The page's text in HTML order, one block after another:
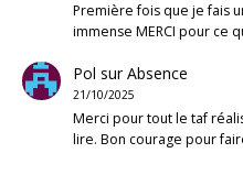
Première fois que je fais
immense MERCI pour ce
Pol surAbsence
21/10/2025
Merci pour tout le taf
lire. Bon courage pour